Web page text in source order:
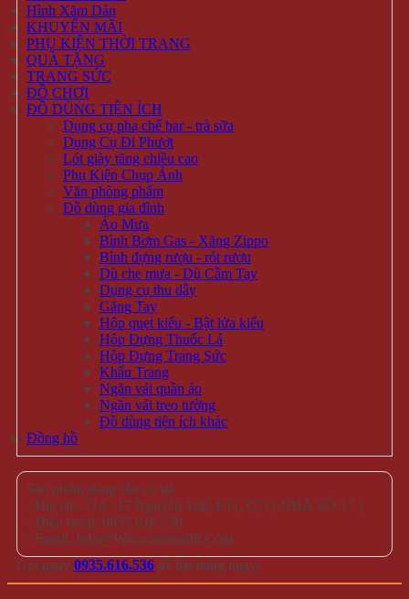
Hình Xăm Dán
KHUYẾN MÃI
PHỤ KIỆN THỜI TRANG
QUÀ TẶNG
TRANG SỨC
ĐỒ CHƠI
ĐỒ DÙNG TIỆN ÍCH
Dụng cụ pha chế bar - trà sữa
Dụng Cụ Đi Phượt
Lót giày tăng chiều cao
Phụ Kiện Chụp Ảnh
Văn phòng phẩm
Đồ dùng gia đình
Áo Mưa
Bình Bơm Gas - Xăng Zippo
Bình đựng rượu - rót rượu
Dù che mưa - Dù Cầm Tay
Dụng cụ thu dây
Găng Tay
Hộp quẹt kiểu - Bật lửa kiểu
Hộp Đựng Thuốc Lá
Hộp Đựng Trang Sức
Khẩu Trang
Ngăn vải quần áo
Ngăn vải treo tường
Đồ dùng tiện ích khác
Đồng hồ
Sản phẩm đang sẵn có tại
- Địa chỉ: 714 / 17 Nguyễn Trãi, P.11, Q.5 ( NHÀ SỐ 17 )
- Điện thoại: 0935 616 536
- Email: Info@Winwinshop88.Com
Gọi ngay 0935.616.536 để đặt hàng ngay.